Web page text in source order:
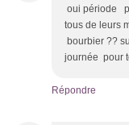
oui période
tous de leurs
bourbier ??
journée pour
Répondre